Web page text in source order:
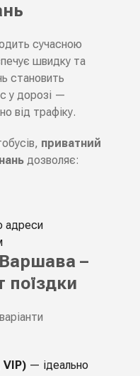
сучасною
швидку та
становить
у дорозі —
від трафіку.
приватний
дозволяє:
адреси
–
поїздки
VIP)— ідеально